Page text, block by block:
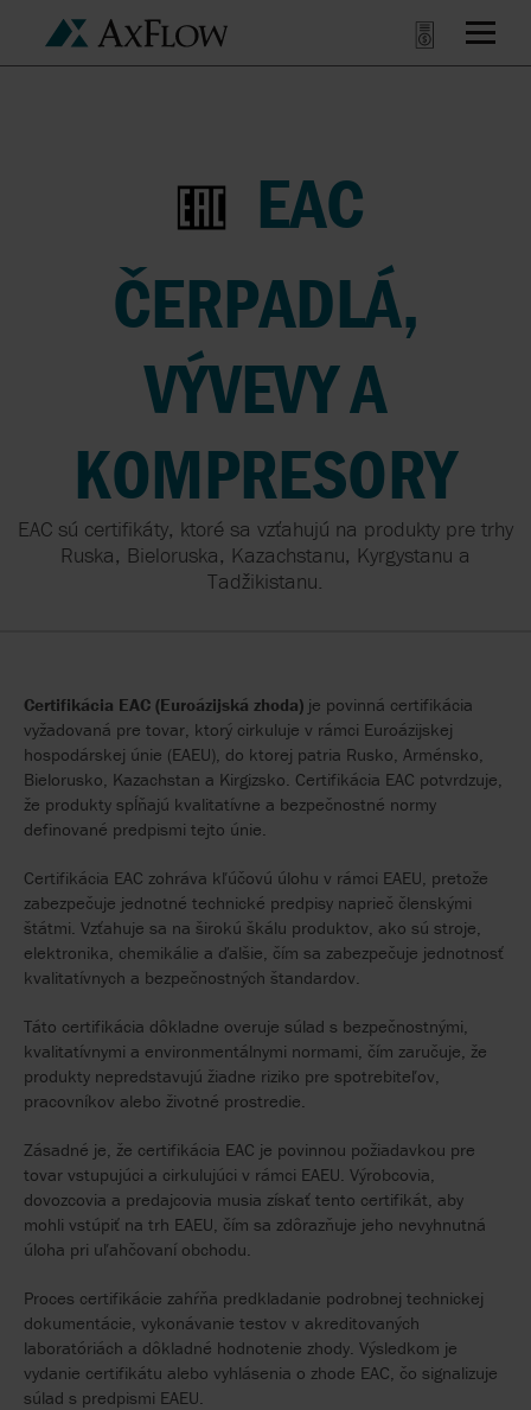
EAC
ČERPADLÁ,
VÝVEVY A
KOMPRESORY
EAC sú certifikáty, ktoré sa vzťahujú na produkty pre trhy
Ruska, Bieloruska, Kazachstanu, Kyrgystanu a
Tadžikistanu.
Certifikácia EAC (Euroázijská zhoda) je povinná certifikácia
vyžadovaná pre tovar, ktorý cirkuluje v rámci Euroázijskej
hospodárskej únie (EAEU), do ktorej patria Rusko, Arménsko,
Bielorusko, Kazachstan a Kirgizsko. Certifikácia EAC potvrdzuje,
že produkty spĺňajú kvalitatívne a bezpečnostné normy
definované predpismi tejto únie.
Certifikácia EAC zohráva kľúčovú úlohu v rámci EAEU, pretože
zabezpečuje jednotné technické predpisy naprieč členskými
štátmi. Vzťahuje sa na širokú škálu produktov, ako sú stroje,
elektronika, chemikálie a ďalšie, čím sa zabezpečuje jednotnosť
kvalitatívnych a bezpečnostných štandardov.
Táto certifikácia dôkladne overuje súlad s bezpečnostnými,
kvalitatívnymi a environmentálnymi normami, čím zaručuje, že
produkty nepredstavujú žiadne riziko pre spotrebiteľov,
pracovníkov alebo životné prostredie.
Zásadné je, že certifikácia EAC je povinnou požiadavkou pre
tovar vstupujúci a cirkulujúci v rámci EAEU. Výrobcovia,
dovozcovia a predajcovia musia získať tento certifikát, aby
mohli vstúpiť na trh EAEU, čím sa zdôrazňuje jeho nevyhnutná
úloha pri uľahčovaní obchodu.
Proces certifikácie zahŕňa predkladanie podrobnej technickej
dokumentácie, vykonávanie testov v akreditovaných
laboratóriách a dôkladné hodnotenie zhody. Výsledkom je
vydanie certifikátu alebo vyhlásenia o zhode EAC, čo signalizuje
súlad s predpismi EAEU.